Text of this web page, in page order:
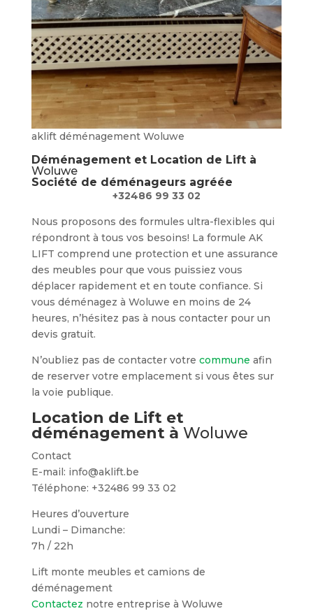
aklift déménagement Woluwe
Déménagement et Location de Lift à
Woluwe
Société de déménageurs agréée
+32486 99 33 02
Nous proposons des formules ultra-flexibles qui
répondront à tous vos besoins! La formule AK
LIFT comprend une protection et une assurance
des meubles pour que vous puissiez vous
déplacer rapidement et en toute confiance. Si
vous déménagez à Woluwe en moins de 24
heures, n’hésitez pas à nous contacter pour un
devis gratuit.
N’oubliez pas de contacter votre commune afin
de reserver votre emplacement si vous êtes sur
la voie publique.
Location de Lift et
déménagement à Woluwe
Contact
E-mail: info@aklift.be
Téléphone: +32486 99 33 02
Heures d’ouverture
Lundi – Dimanche:
7h / 22h
Lift monte meubles et camions de
déménagement
Contactez notre entreprise à Woluwe